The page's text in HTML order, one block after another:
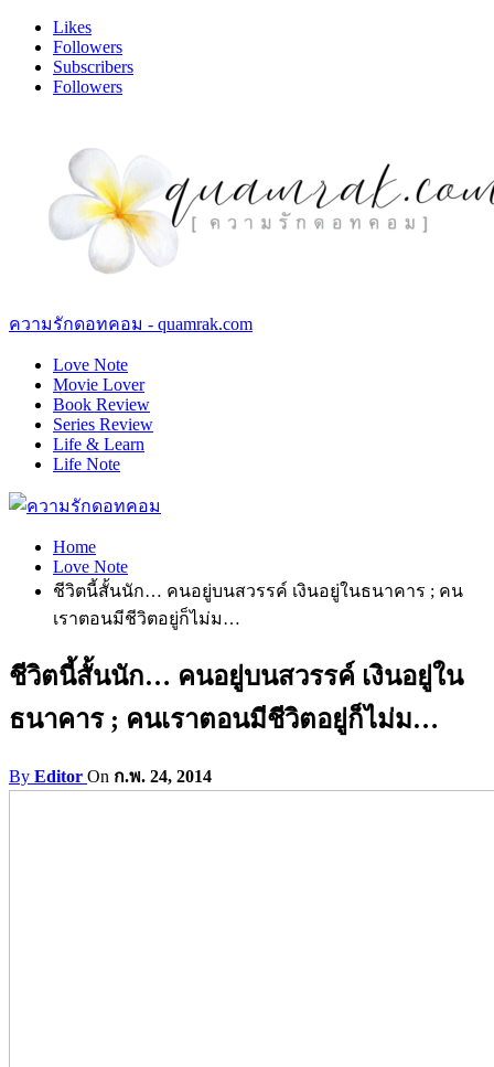
Likes
Followers
Subscribers
Followers
ความรักดอทคอม - quamrak.com
Love Note
Movie Lover
Book Review
Series Review
Life & Learn
Life Note
Home
Love Note
ชีวิตนี้สั้นนัก… คนอยู่บนสวรรค์ เงินอยู่ในธนาคาร ; คน
เราตอนมีชีวิตอยู่ก็ไม่ม…
ชีวิตนี้สั้นนัก… คนอยู่บนสวรรค์ เงินอยู่ใน
ธนาคาร ; คนเราตอนมีชีวิตอยู่ก็ไม่ม…
By Editor On ก.พ. 24, 2014